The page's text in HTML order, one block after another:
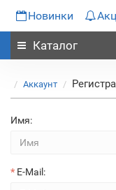
Новинки
Каталог
Аккаунт
Имя:
E-Mail: